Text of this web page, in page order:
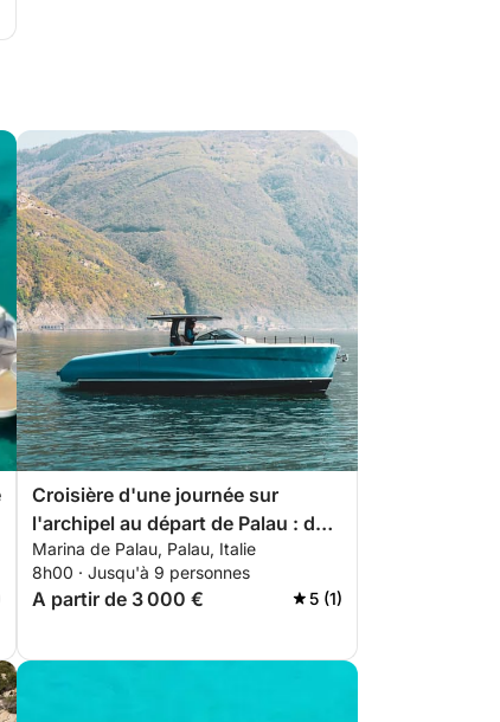
Croisière d'une journée sur
l'archipel au départ de Palau : de
Caprera à Budelli
Marina de Palau, Palau, Italie
8h00 · Jusqu'à 9 personnes
A partir de 3 000 € 5 (1)